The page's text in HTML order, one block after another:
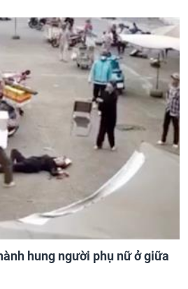
hung người phụ nữ ở giữa